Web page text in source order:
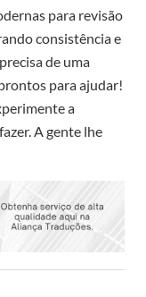
para revisão
consistência e
de uma
para ajudar!
a
A gente lhe